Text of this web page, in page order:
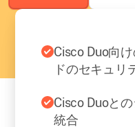
Cisco Duo向
ドのセキュリ
Cisco Duoと
統合